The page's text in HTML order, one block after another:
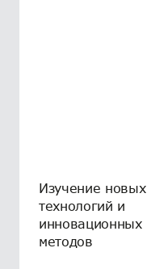
Изучение новых
технологий и
инновационных
методов